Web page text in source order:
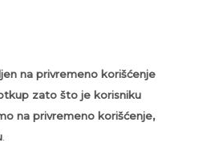
na privremeno korišćenje
zato što je korisniku
na privremeno korišćenje,